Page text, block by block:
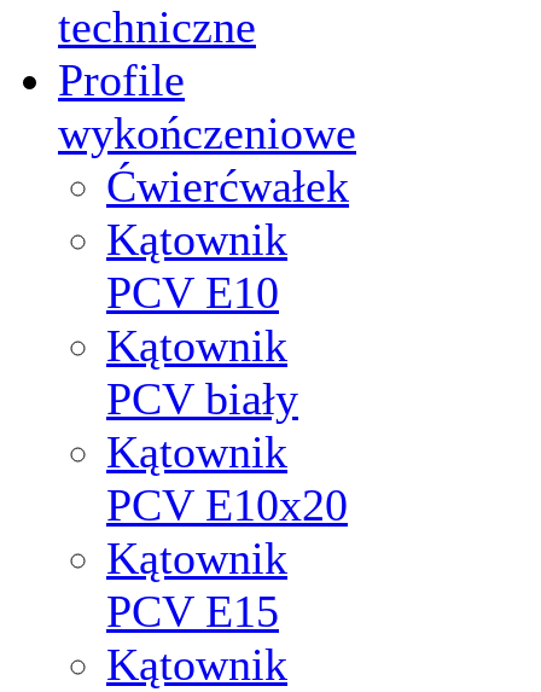
techniczne
Profile
wykończeniowe
Ćwierćwałek
Kątownik
PCV Е10
Kątownik
PCV biały
Kątownik
PCV Е10x20
Kątownik
PCV Е15
Kątownik